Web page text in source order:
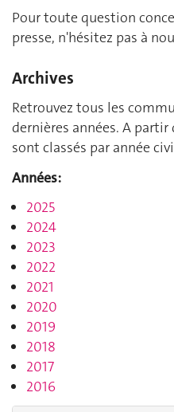
Pour toute question
presse, n'hésitez pas à
Archives
Retrouvez tous les
dernières années. A
sont classés par année
Années:
2025
2024
2023
2022
2021
2020
2019
2018
2017
2016